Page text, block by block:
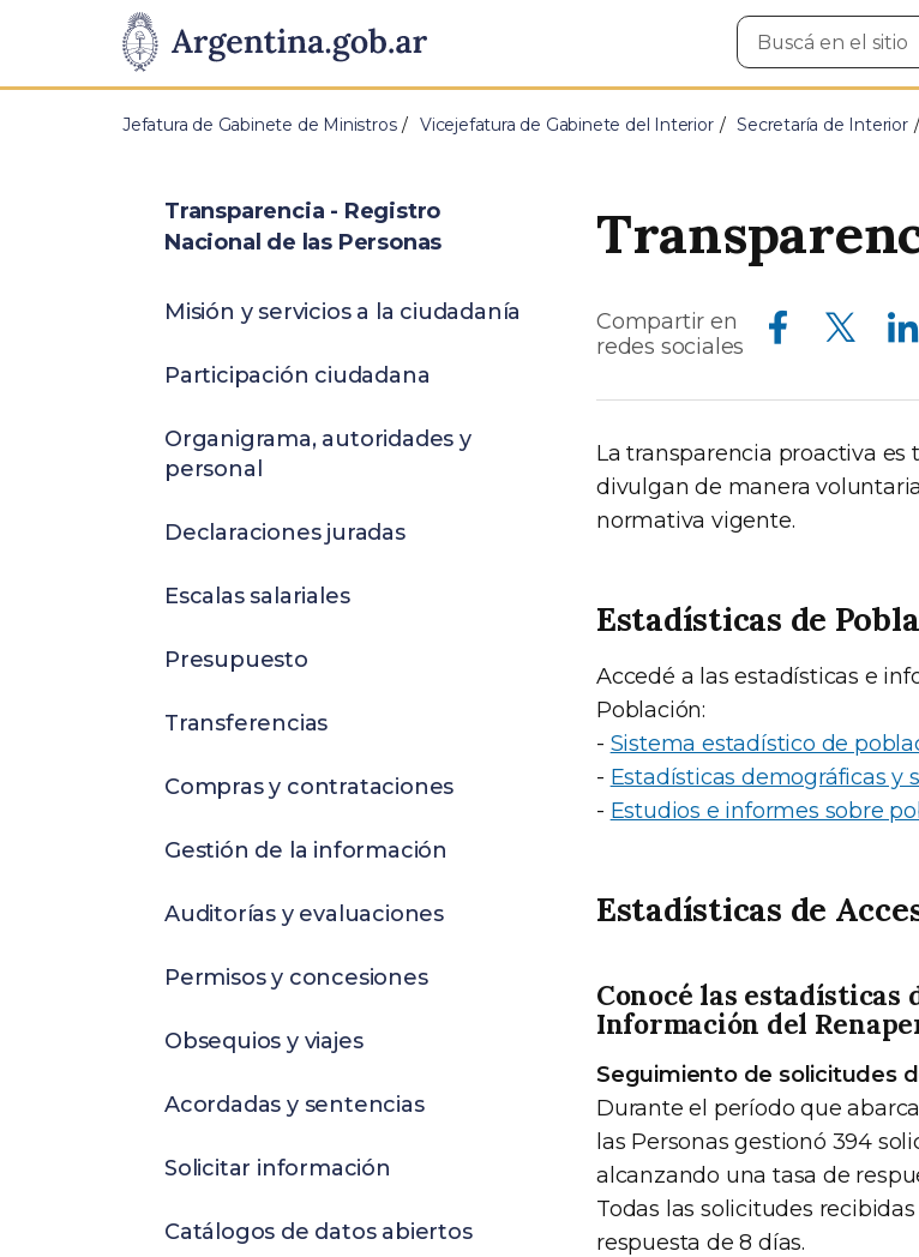
Presidencia
de
Pasar al contenido principal
Buscar
en
Jefatura de Gabinete de Ministros Vicejefatura de Gabinete del Interior Secretaría de Interior
Compartir en
redes sociales
Compartir en Facebook Compartir en Twitter Compartir en Linkedin
La transparencia proactiva
divulgan de manera
normativa vigente.
Estadísticas de
Accedé a las estadísticas e
Población:
- Sistema estadístico de
- Estadísticas demográficas y
- Estudios e informes sobre
Estadísticas de
Conocé las estadísticas
Información del
Seguimiento de solicitudes
Durante el período que
las Personas gestionó 394
alcanzando una tasa de
Todas las solicitudes
respuesta de 8 días.
Transparencia - Registro
Nacional de las Personas
Misión y servicios a la ciudadanía
Participación ciudadana
Organigrama, autoridades y
personal
Declaraciones juradas
Escalas salariales
Presupuesto
Transferencias
Compras y contrataciones
Gestión de la información
Auditorías y evaluaciones
Permisos y concesiones
Obsequios y viajes
Acordadas y sentencias
Solicitar información
Catálogos de datos abiertos